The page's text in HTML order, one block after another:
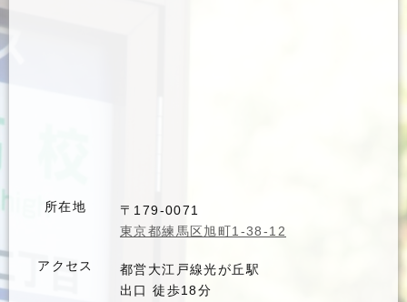
所在地
〒179-0071
東京都練馬区旭町1-38-12
アクセス
都営大江戸線光が丘駅
出口 徒歩18分